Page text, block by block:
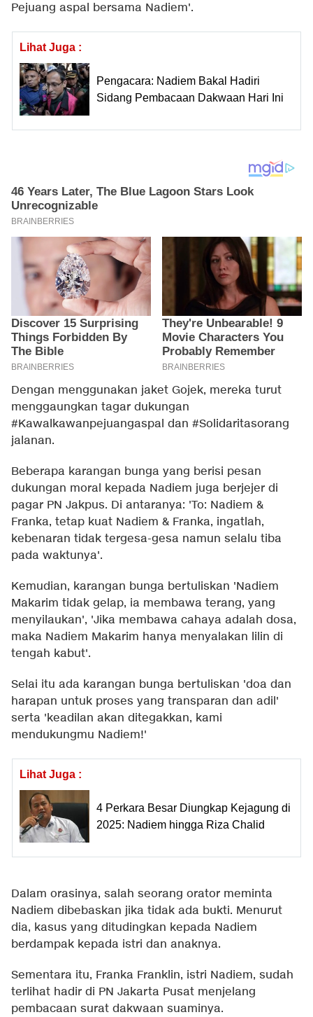
Pejuang aspal bersama Nadiem'.
Lihat Juga :
Pengacara: Nadiem Bakal Hadiri
Sidang Pembacaan Dakwaan Hari Ini
Dengan menggunakan jaket Gojek, mereka turut
menggaungkan tagar dukungan
#Kawalkawanpejuangaspal dan #Solidaritasorang
jalanan.
Beberapa karangan bunga yang berisi pesan
dukungan moral kepada Nadiem juga berjejer di
pagar PN Jakpus. Di antaranya: 'To: Nadiem &
Franka, tetap kuat Nadiem & Franka, ingatlah,
kebenaran tidak tergesa-gesa namun selalu tiba
pada waktunya'.
Kemudian, karangan bunga bertuliskan 'Nadiem
Makarim tidak gelap, ia membawa terang, yang
menyilaukan', 'Jika membawa cahaya adalah dosa,
maka Nadiem Makarim hanya menyalakan lilin di
tengah kabut'.
Selai itu ada karangan bunga bertuliskan 'doa dan
harapan untuk proses yang transparan dan adil'
serta 'keadilan akan ditegakkan, kami
mendukungmu Nadiem!'
Lihat Juga :
4 Perkara Besar Diungkap Kejagung di
2025: Nadiem hingga Riza Chalid
Dalam orasinya, salah seorang orator meminta
Nadiem dibebaskan jika tidak ada bukti. Menurut
dia, kasus yang ditudingkan kepada Nadiem
berdampak kepada istri dan anaknya.
Sementara itu, Franka Franklin, istri Nadiem, sudah
terlihat hadir di PN Jakarta Pusat menjelang
pembacaan surat dakwaan suaminya.